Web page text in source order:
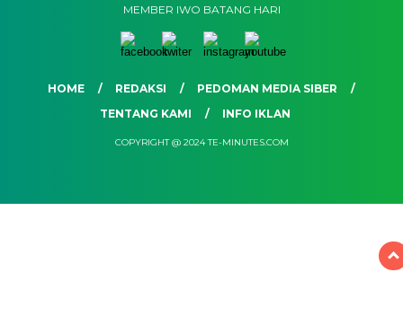
MEMBER IWO BATANG HARI
HOME REDAKSI
PEDOMAN MEDIA SIBER
TENTANG KAMI
INFO IKLAN
COPYRIGHT @ 2024 TE-MINUTES.COM